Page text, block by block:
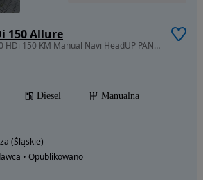
150 Allure
1997 cm3 • 150 KM • 2.0 HDi 150 KM Manual Navi HeadUP PANORAMA Roletki PERŁA KOLOR PDC
Diesel
Manualna
(Śląskie)
• Opublikowano